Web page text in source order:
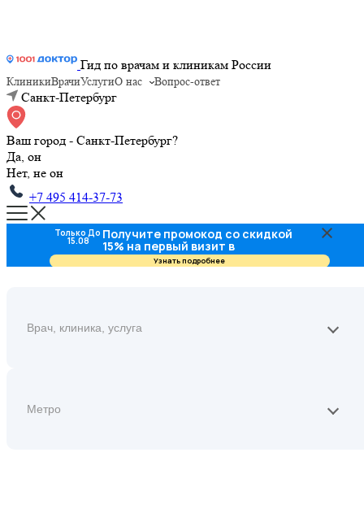
Гид по врачам и клиникам России
КлиникиВрачиУслугиО нас Вопрос-ответ
Санкт-Петербург
Ваш город - Санкт-Петербург?
Да, он
Нет, не он
+7 495 414-37-73
Только До
15.08 Получите промокод со скидкой
15% на первый визит в
стоматологию
Узнать подробнее